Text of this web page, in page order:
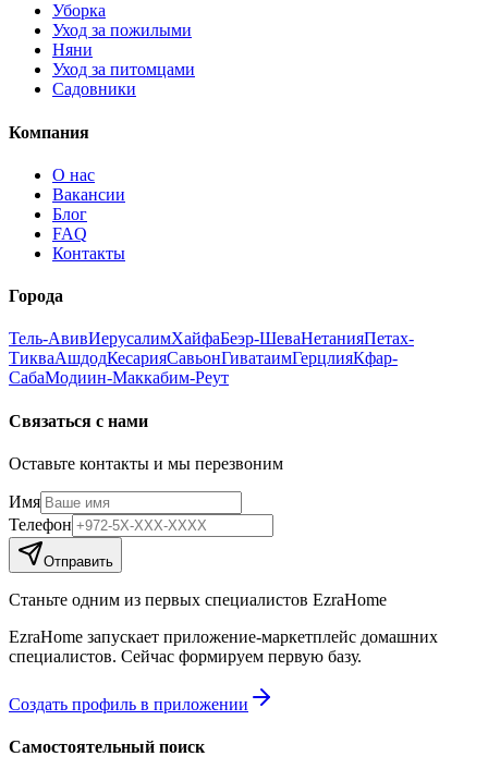
Уборка
Уход за пожилыми
Няни
Уход за питомцами
Садовники
Компания
О нас
Вакансии
Блог
FAQ
Контакты
Города
Тель-АвивИерусалимХайфаБеэр-ШеваНетанияПетах-
ТикваАшдодКесарияСавьонГиватаимГерцлияКфар-
СабаМодиин-Маккабим-Реут
Связаться с нами
Оставьте контакты и мы перезвоним
Имя
Телефон
Отправить
Станьте одним из первых специалистов EzraHome
EzraHome запускает приложение-маркетплейс домашних
специалистов. Сейчас формируем первую базу.
Создать профиль в приложении
Самостоятельный поиск